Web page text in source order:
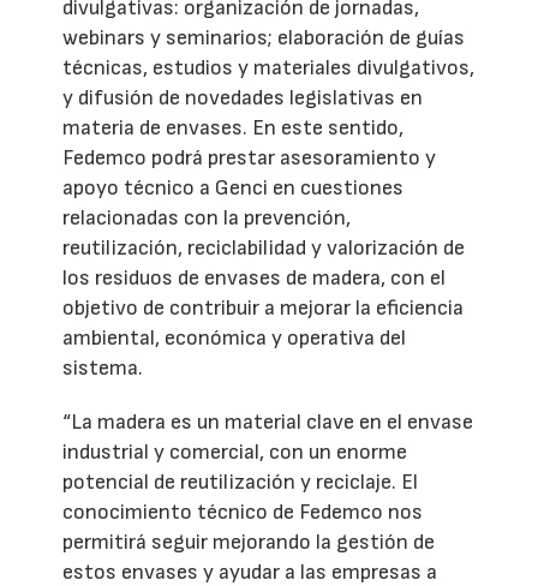
divulgativas: organización de jornadas,
webinars y seminarios; elaboración de guías
técnicas, estudios y materiales divulgativos,
y difusión de novedades legislativas en
materia de envases. En este sentido,
Fedemco podrá prestar asesoramiento y
apoyo técnico a Genci en cuestiones
relacionadas con la prevención,
reutilización, reciclabilidad y valorización de
los residuos de envases de madera, con el
objetivo de contribuir a mejorar la eficiencia
ambiental, económica y operativa del
sistema.
“La madera es un material clave en el envase
industrial y comercial, con un enorme
potencial de reutilización y reciclaje. El
conocimiento técnico de Fedemco nos
permitirá seguir mejorando la gestión de
estos envases y ayudar a las empresas a